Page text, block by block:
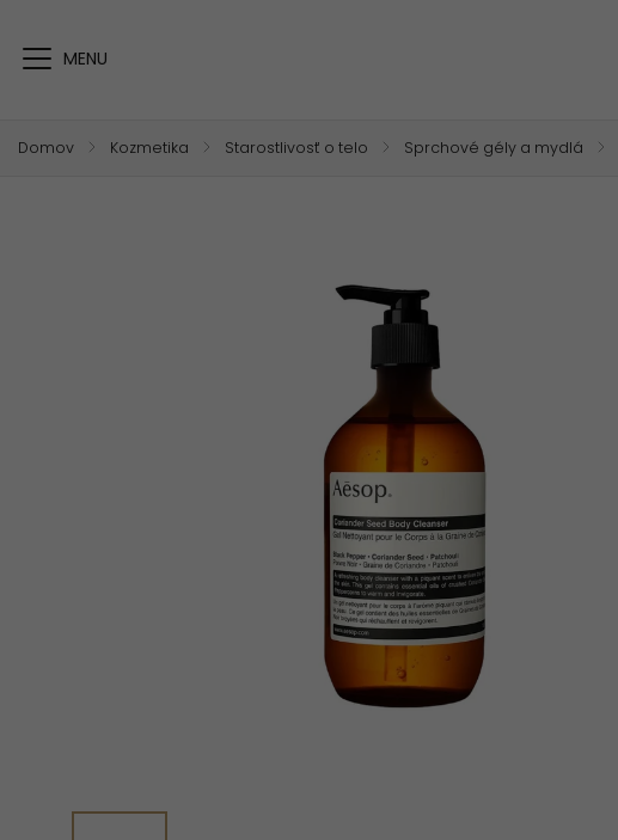
Domov / Kozmetika / Starostlivosť o telo / Sprchové gély a mydlá /